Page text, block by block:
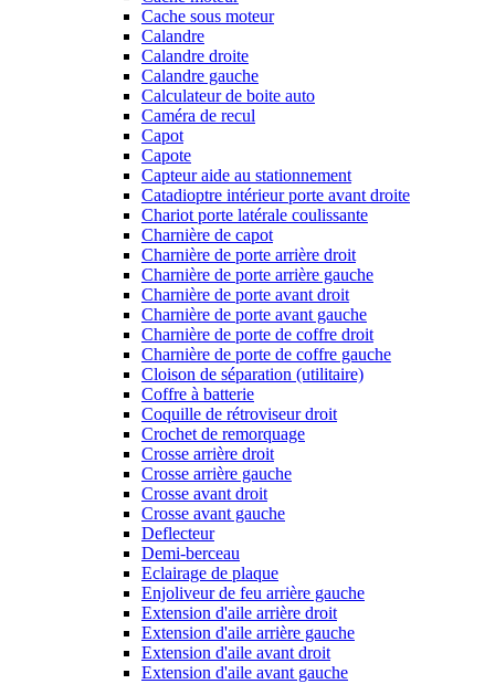
Cache sous moteur
Calandre
Calandre droite
Calandre gauche
Calculateur de boite auto
Caméra de recul
Capot
Capote
Capteur aide au stationnement
Catadioptre intérieur porte avant droite
Chariot porte latérale coulissante
Charnière de capot
Charnière de porte arrière droit
Charnière de porte arrière gauche
Charnière de porte avant droit
Charnière de porte avant gauche
Charnière de porte de coffre droit
Charnière de porte de coffre gauche
Cloison de séparation (utilitaire)
Coffre à batterie
Coquille de rétroviseur droit
Crochet de remorquage
Crosse arrière droit
Crosse arrière gauche
Crosse avant droit
Crosse avant gauche
Deflecteur
Demi-berceau
Eclairage de plaque
Enjoliveur de feu arrière gauche
Extension d'aile arrière droit
Extension d'aile arrière gauche
Extension d'aile avant droit
Extension d'aile avant gauche